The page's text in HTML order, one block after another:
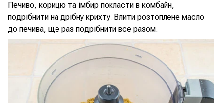
Печиво, корицю та імбир покласти в комбайн,
подрібнити на дрібну крихту. Влити розтоплене масло
до печива, ще раз подрібнити все разом.